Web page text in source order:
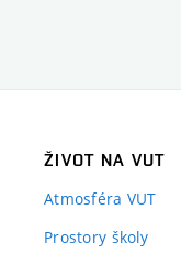
ŽIVOT NA VUT
Atmosféra VUT
Prostory školy